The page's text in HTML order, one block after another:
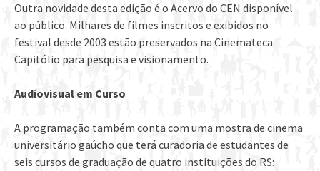
Outra novidade desta edição é o Acervo do CEN disponível
ao público. Milhares de filmes inscritos e exibidos no
festival desde 2003 estão preservados na Cinemateca
Capitólio para pesquisa e visionamento.
Audiovisual em Curso
A programação também conta com uma mostra de cinema
universitário gaúcho que terá curadoria de estudantes de
seis cursos de graduação de quatro instituições do RS: